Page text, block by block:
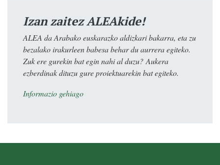
Izan zaitez ALEAkide!
ALEA da Arabako euskarazko aldizkari bakarra, eta zu
bezalako irakurleen babesa behar du aurrera egiteko.
Zuk ere gurekin bat egin nahi al duzu? Aukera
ezberdinak dituzu gure proiektuarekin bat egiteko.
Informazio gehiago